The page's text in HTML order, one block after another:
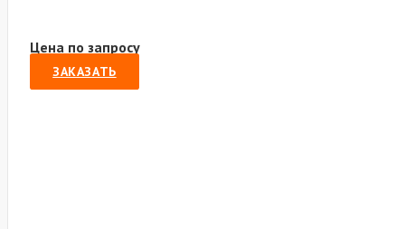
Цена по запросу
ЗАКАЗАТЬ